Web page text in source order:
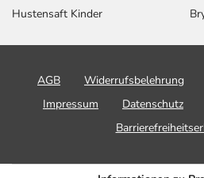
Hustensaft Kinder
AGB Widerrufsbelehrung
Impressum
Datenschutz